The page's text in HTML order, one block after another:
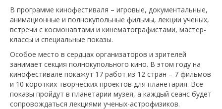
В программе кинофестиваля – игровые, документальные,
анимационные и полнокупольные фильмы, лекции ученых,
встречи с космонавтами и кинематографистами, мастер-
классы и специальные показы.
Особое место в сердцах организаторов и зрителей
занимает секция полнокупольного кино. В этом году на
кинофестивале покажут 17 работ из 12 стран – 7 фильмов
и 10 коротких творческих проектов для планетария. Все
показы пройдут в планетарии музея, а каждый сеанс будет
сопровождаться лекциями ученых-астрофизиков.